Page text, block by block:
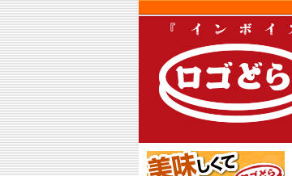
美
味